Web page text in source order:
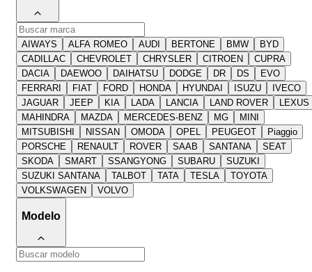
AIWAYS ALFA ROMEO AUDI BERTONE BMW
BYD
CADILLAC
CHEVROLET CHRYSLER CITROEN
CUPRA
DACIA
DAEWOO DAIHATSU DODGE DR DS
EVO
FERRARI
FIAT FORD HONDA HYUNDAI ISUZU
IVECO
JAGUAR
JEEP KIA LADA LANCIA LAND ROVER
LEXUS
MAHINDRA
MAZDA MERCEDES-BENZ MG
MINI
MITSUBISHI
NISSAN OMODA OPEL PEUGEOT
Piaggio
PORSCHE
RENAULT ROVER SAAB SANTANA
SEAT
SKODA
SMART SSANGYONG SUBARU
SUZUKI
SUZUKI SANTANA
TALBOT TATA TESLA
TOYOTA
VOLKSWAGEN
VOLVO
Modelo